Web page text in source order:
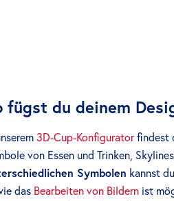
fügst du deinem
3D-Cup-Konfiguratorfindest
von Essen und Trinken,
Symbolen kannst
das Bearbeiten von Bildern ist